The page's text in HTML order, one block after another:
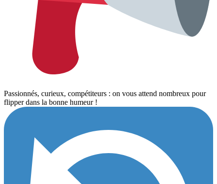
Passionnés, curieux, compétiteurs : on vous attend nombreux pour
flipper dans la bonne humeur !